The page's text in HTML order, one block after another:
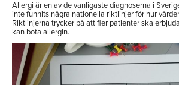
Allergi är en av de vanligaste diagnoserna i
inte funnits några nationella riktlinjer för hur
Riktlinjerna trycker på att fler patienter ska
kan bota allergin.